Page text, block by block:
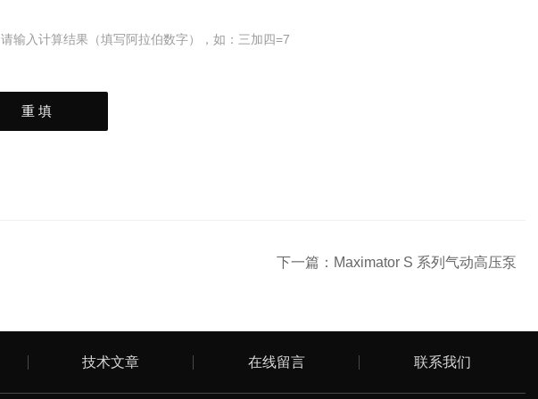
请输入计算结果（填写阿拉伯数字），如：三加四=7
下一篇： Maximator S 系列气动高压泵
技术文章 在线留言 联系我们